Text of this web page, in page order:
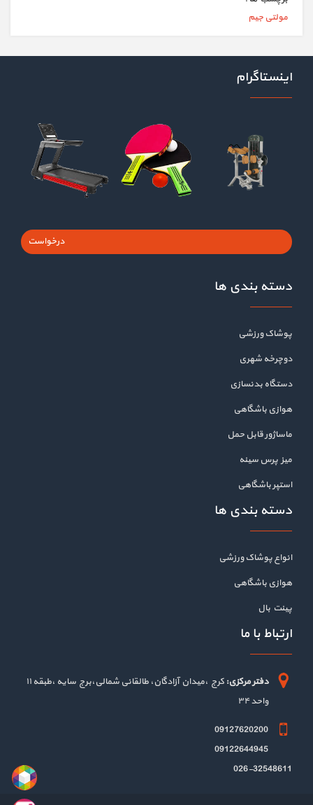
مولتی جیم
اینستاگرام
درخواست
دسته بندی ها
پوشاک ورزشی
دوچرخه شهری
دستگاه بدنسازی
هوازی باشگاهی
ماساژور قابل حمل
میز پرس سینه
استپر باشگاهی
دسته بندی ها
انواع پوشاک ورزشی
هوازی باشگاهی
پینت بال
ارتباط با ما
دفتر مرکزی:
کرج ،میدان آزادگان، طالقانی شمالی،برج سایه ،طبقه ۱۱
واحد ۳۴
09127620200
09122644945
026-32548611